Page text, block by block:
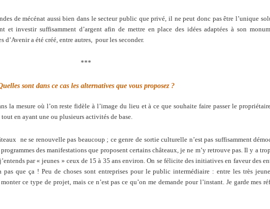
de mécénat aussi bien dans le secteur public que privé, il ne peut donc pas être l’unique
et investir suffisamment d’argent afin de mettre en place des idées adaptées à son
a été créé, entre autres, pour les seconder.
***
sont dans ce cas les alternatives que vous proposez ?
la mesure où l’on reste fidèle à l’image du lieu et à ce que souhaite faire passer le
en ayant une ou plusieurs activités de base.
ne se renouvelle pas beaucoup ; ce genre de sortie culturelle n’est pas suffisamment
des manifestations que proposent certains châteaux, je ne m’y retrouve pas. Il y a
par « jeunes » ceux de 15 à 35 ans environ. On se félicite des initiatives en faveur des
pas que ça ! Peu de choses sont entreprises pour le public intermédiaire : entre les très
ce type de projet, mais ce n’est pas ce qu’on me demande pour l’instant. Je garde mes